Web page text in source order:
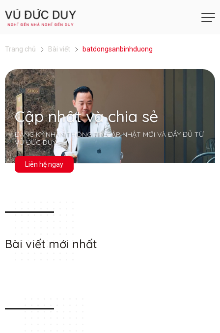
Trang chủ Bài viết batdongsanbinhduong
Cập nhật và chia sẻ
ĐĂNG KÝ NHẬN THÔNG TIN CẬP NHẬT MỚI VÀ ĐẦY ĐỦ TỪ
VŨ ĐỨC DUY
Liên hệ ngay
Bài viết mới nhất